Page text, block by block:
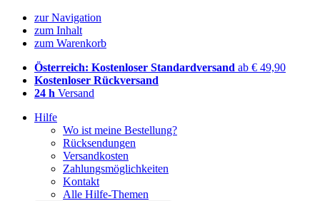
zur Navigation
zum Inhalt
zum Warenkorb
Österreich: Kostenloser Standardversand ab € 49,90
Kostenloser Rückversand
24 h Versand
Hilfe
Wo ist meine Bestellung?
Rücksendungen
Versandkosten
Zahlungsmöglichkeiten
Kontakt
Alle Hilfe-Themen